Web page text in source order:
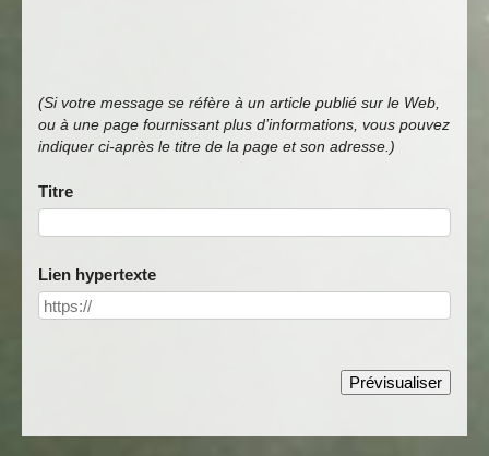
(Si votre message se réfère à un article publié sur le Web,
ou à une page fournissant plus d’informations, vous pouvez
indiquer ci-après le titre de la page et son adresse.)
Titre
Lien hypertexte